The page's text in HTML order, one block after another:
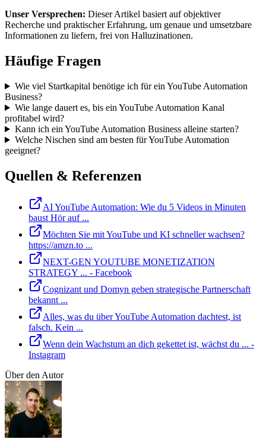
Unser Versprechen: Dieser Artikel basiert auf objektiver
Recherche und praktischer Erfahrung, um genaue und umsetzbare
Informationen zu liefern, frei von Halluzinationen.
Häufige Fragen
Wie viel Startkapital benötige ich für ein YouTube Automation
Business?
Wie lange dauert es, bis ein YouTube Automation Kanal
profitabel wird?
Kann ich ein YouTube Automation Business alleine starten?
Welche Nischen sind am besten für YouTube Automation
geeignet?
Quellen & Referenzen
AI YouTube Automation: Wie du 5 Videos in Minuten
baust Hör auf ...
Möchten Sie mit YouTube und KI schneller wachsen?
https://amzn.to ...
NEXT-GEN YOUTUBE MONETIZATION
STRATEGY ... - Facebook
Cognizant und Domyn geben strategische Partnerschaft
bekannt ...
Alles, was du über YouTube Automation dachtest, ist
falsch. Kein ...
Wenn dein Wachstum an dich gekettet ist, wächst du ... -
Instagram
Über den Autor